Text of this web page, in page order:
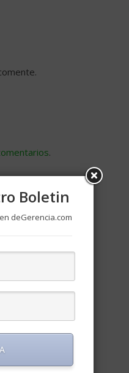
.
Boletin
deGerencia.com